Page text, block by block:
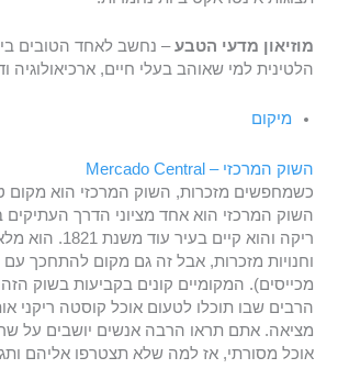
מוזיאון מדעי הטבע– נחשב לאחד הטובים
הלטינית למי שאוהב בעלי חיים, ארכיאולוגיה
מיקום
השוק המרכזי – Mercado Central
כשמחפשים מזכרות, השוק המרכזי הוא מקום
השוק המרכזי הוא אחד מציוני הדרך
ריקה והוא קיים בעיר
וחנויות מזכרות, אבל זה גם מקום להתחכך
מכייסים). המקומיים קונים בקביעות בשוק הזה
הרבים שבו תוכלו לטעום אוכל קוסטה ריקני
מציאה. אתם תראו הרבה אנשים יושבים על
אוכל מסורתי, אז למה שלא תצטרפו אליהם